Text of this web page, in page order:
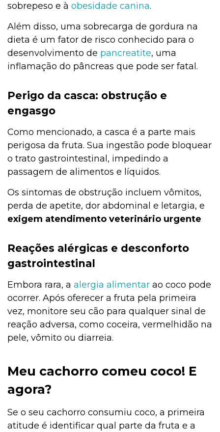
sobrepeso e à obesidade canina.
Além disso, uma sobrecarga de gordura na
dieta é um fator de risco conhecido para o
desenvolvimento de pancreatite, uma
inflamação do pâncreas que pode ser fatal.
Perigo da casca: obstrução e
engasgo
Como mencionado, a casca é a parte mais
perigosa da fruta. Sua ingestão pode bloquear
o trato gastrointestinal, impedindo a
passagem de alimentos e líquidos.
Os sintomas de obstrução incluem vômitos,
perda de apetite, dor abdominal e letargia, e
exigem atendimento veterinário urgente
Reações alérgicas e desconforto
gastrointestinal
Embora rara, a alergia alimentar ao coco pode
ocorrer. Após oferecer a fruta pela primeira
vez, monitore seu cão para qualquer sinal de
reação adversa, como coceira, vermelhidão na
pele, vômito ou diarreia.
Meu cachorro comeu coco! E
agora?
Se o seu cachorro consumiu coco, a primeira
atitude é identificar qual parte da fruta e a